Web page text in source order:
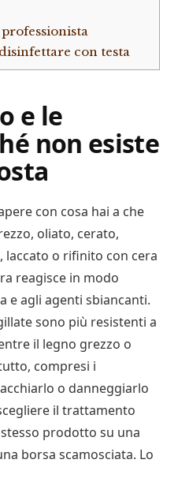
con testa
e le
non esiste
con cosa hai a che
oliato, cerato,
o rifinito con cera
reagisce in modo
e agli agenti sbiancanti.
sono più resistenti a
il legno grezzo o
compresi i
o danneggiarlo
il trattamento
prodotto su una
borsa scamosciata. Lo